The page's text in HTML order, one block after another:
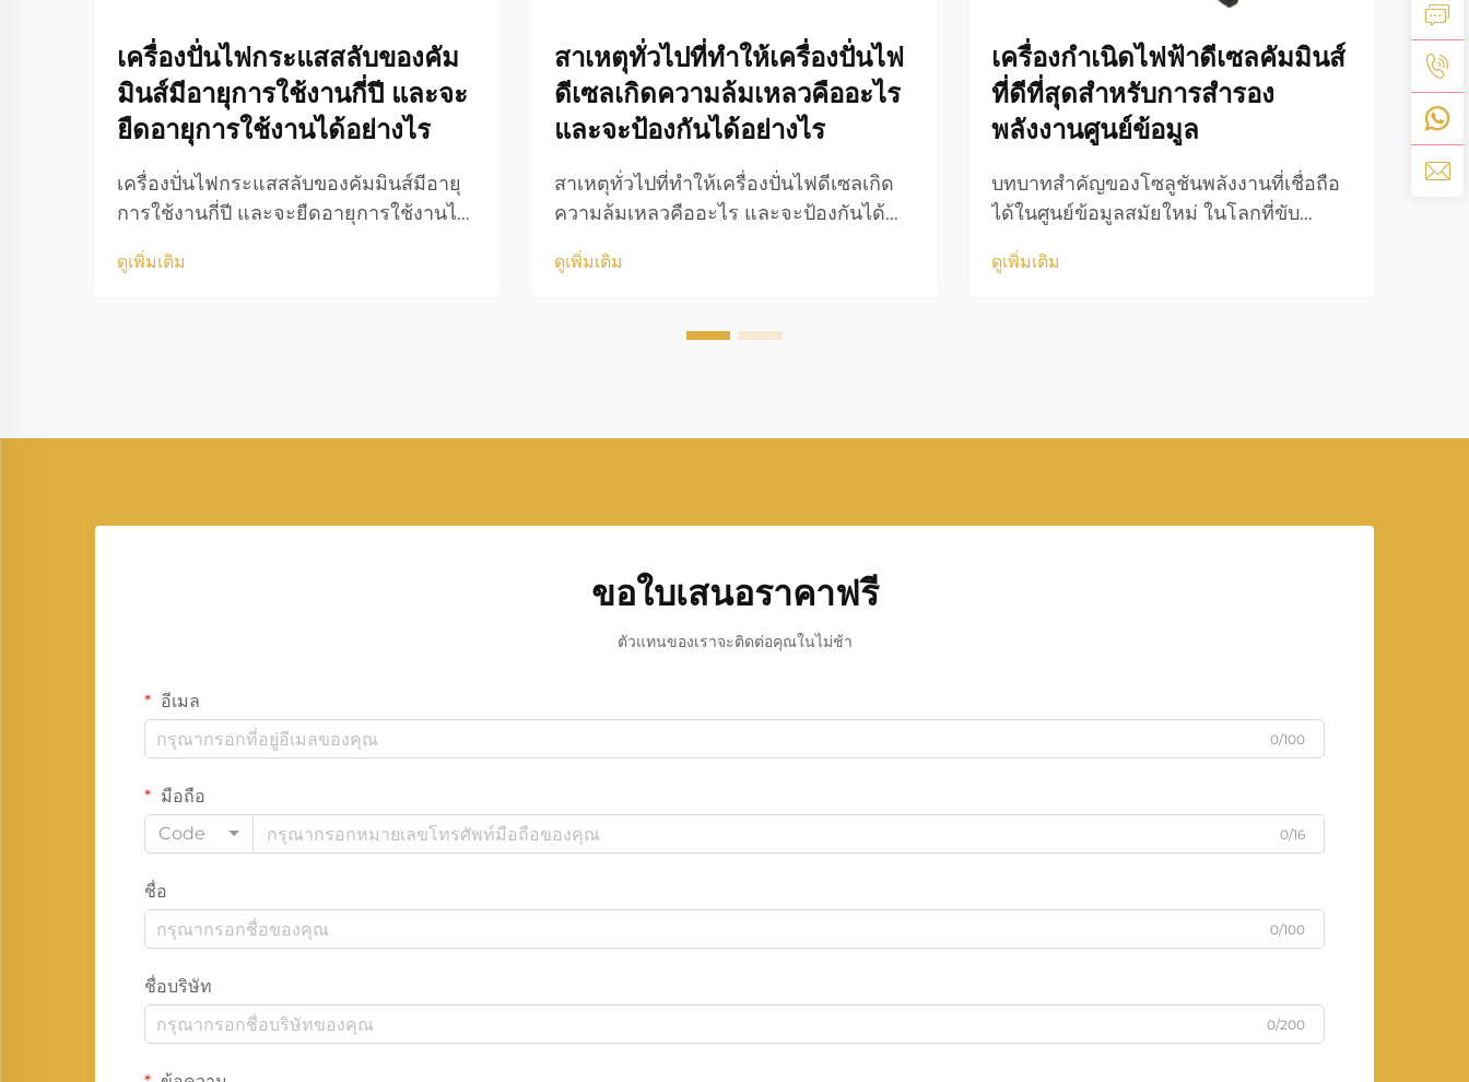
เครื่องปั่นไฟกระแสสลับของคัม
มินส์มีอายุการใช้งานกี่ปี และจะ
ยืดอายุการใช้งานได้อย่างไร
เครื่องปั่นไฟกระแสสลับของคัมมินส์มีอายุ
การใช้งานกี่ปี และจะยืดอายุการใช้งานได้
สำคัญในชีวิตประจำวันของเรา ช่วยให้บ้าน
ดูเพิ่มเติม
สาเหตุทั่วไปที่ทำให้เครื่องปั่นไฟ
ดีเซลเกิดความล้มเหลวคืออะไร
และจะป้องกันได้อย่างไร
สาเหตุทั่วไปที่ทำให้เครื่องปั่นไฟดีเซลเกิด
ความล้มเหลวคืออะไร และจะป้องกันได้
แหล่งพลังงานสำรองและพลังงานหลักที่เชื่อ
อาศัย สถานพยาบาล ศูนย์ข้อมูล สถานที่
ดูเพิ่มเติม
เครื่องกำเนิดไฟฟ้าดีเซลคัมมินส์
ที่ดีที่สุดสำหรับการสำรอง
พลังงานศูนย์ข้อมูล
บทบาทสำคัญของโซลูชันพลังงานที่เชื่อถือ
ได้ในศูนย์ข้อมูลสมัยใหม่ ในโลกที่ขับ
หน้าที่เป็นแกนหลักของการเชื่อมต่อระดับ
ดูเพิ่มเติม
กา
เค
เพิ่ม
บำรุ
ขอใบเสนอราคาฟรี
ตัวแทนของเราจะติดต่อคุณในไม่ช้า
อีเมล
0/100
มือถือ
Code
0/16
ชื่อ
0/100
ชื่อบริษัท
0/200